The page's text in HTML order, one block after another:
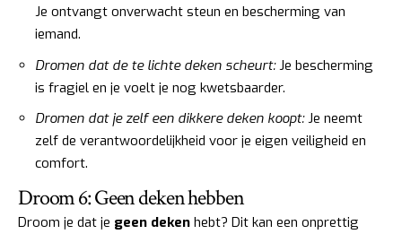
Je ontvangt onverwacht steun en bescherming van
iemand.
Dromen dat de te lichte deken scheurt:Je bescherming
is fragiel en je voelt je nog kwetsbaarder.
Dromen dat je zelf een dikkere deken koopt:Je neemt
zelf de verantwoordelijkheid voor je eigen veiligheid en
comfort.
Droom 6: Geen deken hebben
Droom je dat je geen deken hebt? Dit kan een onprettig